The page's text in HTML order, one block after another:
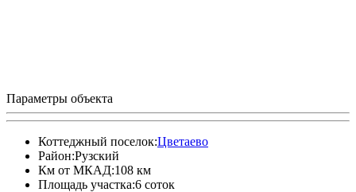
Параметры объекта
Коттеджный поселок:Цветаево
Район:Рузский
Км от МКАД:108 км
Площадь участка:6 соток